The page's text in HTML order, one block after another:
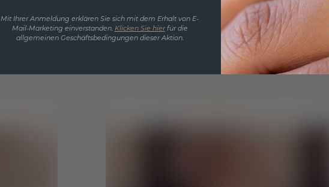
Mit Ihrer Anmeldung erklären Sie sich mit dem Erhalt von E-
Mail-Marketing einverstanden. Klicken Sie hierfür die
allgemeinen Geschäftsbedingungen dieser Aktion.